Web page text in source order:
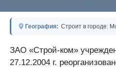
География: Строит в городе:
ЗАО «Строй-ком»
27.12.2004 г.